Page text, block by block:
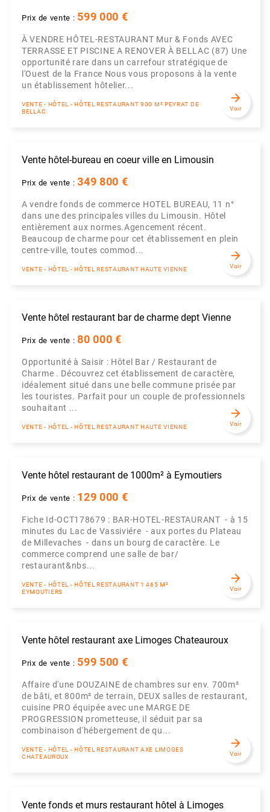
Prix de vente : 599 000 €
À VENDRE HÔTEL-RESTAURANT Mur & Fonds AVEC
TERRASSE ET PISCINE A RENOVER À BELLAC (87) Une
opportunité rare dans un carrefour stratégique de
l'Ouest de la France Nous vous proposons à la vente
un établissement hôtelier...
VENTE - HÔTEL - HÔTEL RESTAURANT 900 M² PEYRAT DE
BELLAC
arrow_forward
Voir
Vente hôtel-bureau en coeur ville en Limousin
Prix de vente :349 800 €
A vendre fonds de commerce HOTEL BUREAU, 11 n°
dans une des principales villes du Limousin. Hôtel
entièrement aux normes.Agencement récent.
Beaucoup de charme pour cet établissement en plein
centre-ville, toutes commod...
VENTE - HÔTEL - HÔTEL RESTAURANT HAUTE VIENNE
arrow_forward
Voir
Vente hôtel restaurant bar de charme dept Vienne
Prix de vente :80 000 €
Opportunité à Saisir : Hôtel Bar / Restaurant de
Charme . Découvrez cet établissement de caractère,
idéalement situé dans une belle commune prisée par
les touristes. Parfait pour un couple de professionnels
souhaitant ...
VENTE - HÔTEL - HÔTEL RESTAURANT HAUTE VIENNE
arrow_forward
Voir
Vente hôtel restaurant de 1000m² à Eymoutiers
Prix de vente : 129 000 €
Fiche Id-OCT178679 : BAR-HOTEL-RESTAURANT - à 15
minutes du Lac de Vassiviére - aux portes du Plateau
de Millevaches - dans un bourg de caractère. Le
commerce comprend une salle de bar/
restaurant&nbs...
VENTE - HÔTEL - HÔTEL RESTAURANT 1 465 M²
EYMOUTIERS
arrow_forward
Voir
Vente hôtel restaurant axe Limoges Chateauroux
Prix de vente : 599 500 €
Affaire d'une DOUZAINE de chambres sur env. 700m²
de bâti, et 800m² de terrain, DEUX salles de restaurant,
cuisine PRO équipée avec une MARGE DE
PROGRESSION prometteuse, il séduit par sa
combinaison d'hébergement de qu...
VENTE - HÔTEL - HÔTEL RESTAURANT AXE LIMOGES
CHATEAUROUX
arrow_forward
Voir
Vente fonds et murs restaurant hôtel à Limoges